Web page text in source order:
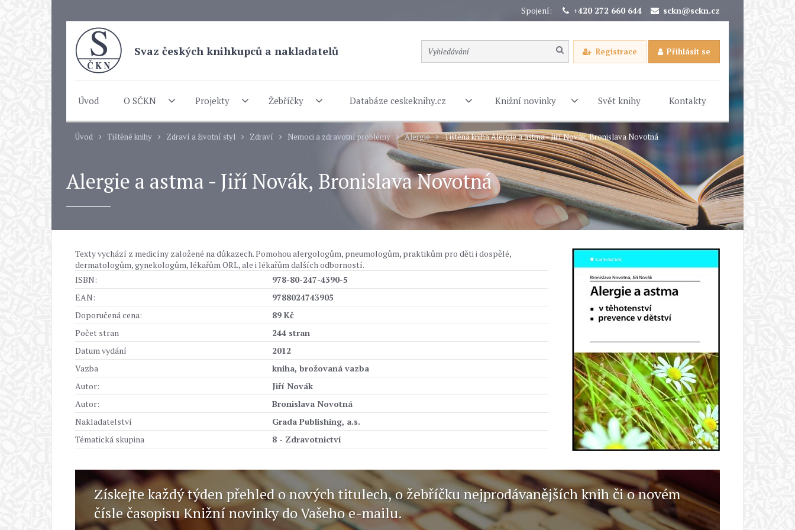
Spojení: +420 272 660 644 sckn@sckn.cz
Svaz českých knihkupců a nakladatelů Registrace Přihlásit se
Úvod O SČKN Projekty Žebříčky Databáze ceskeknihy.cz Knižní novinky Svět knihy Kontakty
Úvod Tištěné knihy Zdraví a životní styl Zdraví Nemoci a zdravotní problémy Alergie Tištěná kniha Alergie a astma - Jiří Novák, Bronislava Novotná
Alergie a astma - Jiří Novák, Bronislava Novotná
Texty vychází z medicíny založené na důkazech. Pomohou alergologům, pneumologům, praktikům pro děti i dospělé,
dermatologům, gynekologům, lékařům ORL, ale i lékařům dalších odborností.
ISBN:
978-80-247-4390-5
EAN:
9788024743905
Doporučená cena:
89 Kč
Počet stran
244 stran
Datum vydání
2012
Vazba
kniha, brožovaná vazba
Autor:
Jiří Novák
Autor:
Bronislava Novotná
Nakladatelství
Grada Publishing, a.s.
Tématická skupina
8 - Zdravotnictví
Získejte každý týden přehled o nových titulech, o žebříčku nejprodávanějších knih či o novém
čísle časopisu Knižní novinky do Vašeho e-mailu.